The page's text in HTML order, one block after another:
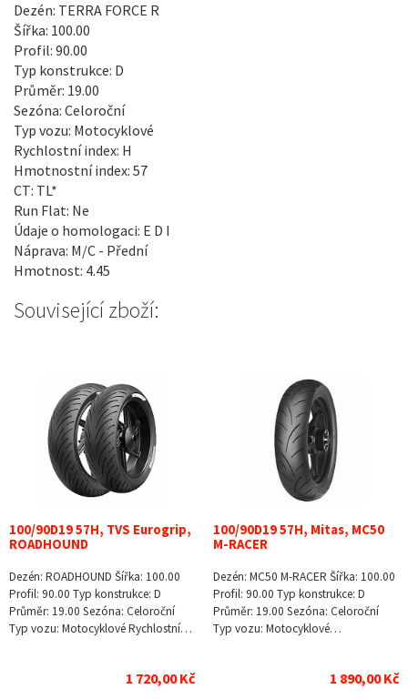
Dezén: TERRA FORCE R
Šířka: 100.00
Profil: 90.00
Typ konstrukce: D
Průměr: 19.00
Sezóna: Celoroční
Typ vozu: Motocyklové
Rychlostní index: H
Hmotnostní index: 57
CT: TL*
Run Flat: Ne
Údaje o homologaci: E D I
Náprava: M/C - Přední
Hmotnost: 4.45
Související zboží:
100/90D19 57H, TVS Eurogrip,
ROADHOUND
Dezén: ROADHOUND Šířka: 100.00
Profil: 90.00 Typ konstrukce: D
Průměr: 19.00 Sezóna: Celoroční
Typ vozu: Motocyklové Rychlostní…
1 720,00 Kč
100/90D19 57H, Mitas, MC50
M-RACER
Dezén: MC50 M-RACER Šířka: 100.00
Profil: 90.00 Typ konstrukce: D
Průměr: 19.00 Sezóna: Celoroční
Typ vozu: Motocyklové…
1 890,00 Kč